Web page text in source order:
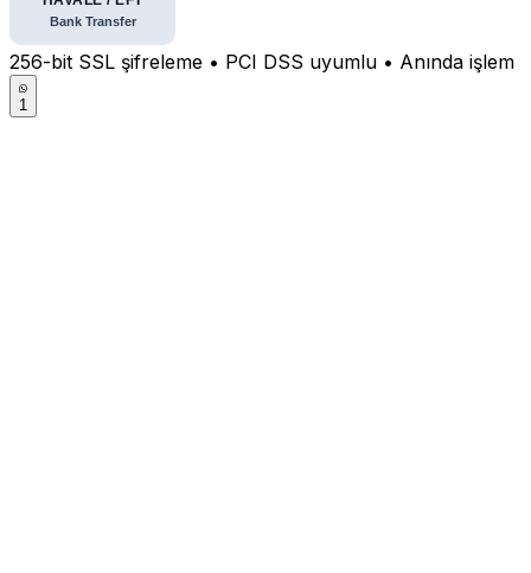
256-bit SSL şifreleme • PCI DSS uyumlu • Anında işlem
1